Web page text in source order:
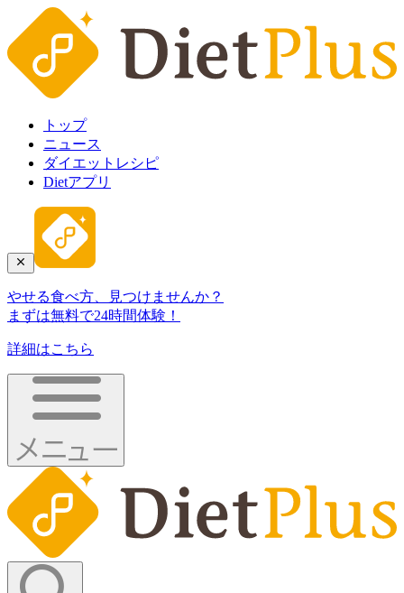
トップ
ニュース
ダイエットレシピ
Dietアプリ
やせる食べ方、見つけませんか？
まずは無料で24時間体験！
詳細はこちら